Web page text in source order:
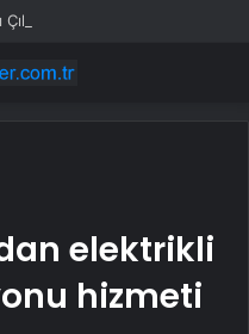
Bıçaklandı
elektrikli
hizmeti